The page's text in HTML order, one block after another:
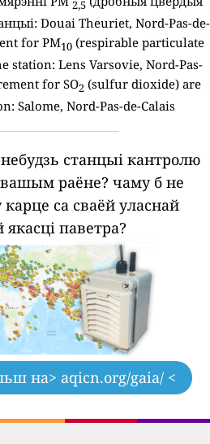
2,5
Douai Theuriet, Nord-Pas-de-
for PM10(respirable particulate
station: Lens Varsovie, Nord-Pas-
for SO2 (sulfur dioxide) are
Salome, Nord-Pas-de-Calais
станцыі кантролю
вашым раёне? чаму б не
са сваёй уласнай
паветра?
на> aqicn.org/gaia/ <